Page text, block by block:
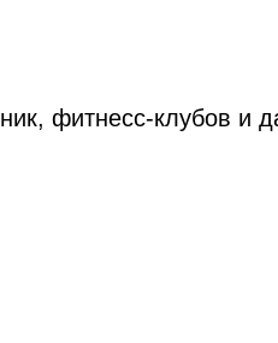
фитнесс-клубов и